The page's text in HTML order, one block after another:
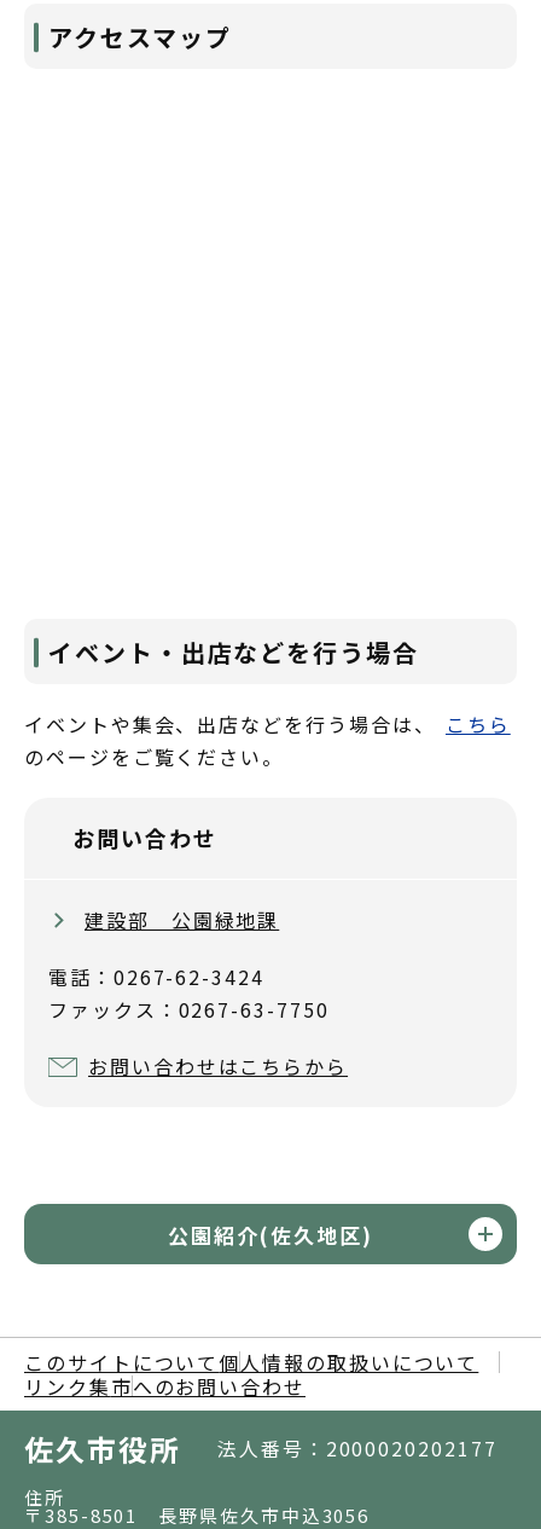
アクセスマップ
イベント・出店などを行う場合
イベントや集会、出店などを行う場合は、 こちら
のページをご覧ください。
お問い合わせ
建設部 公園緑地課
電話：0267-62-3424
ファックス：0267-63-7750
お問い合わせはこちらから
公園紹介(佐久地区)
このサイトについて 個人情報の取扱いについて
リンク集市へのお問い合わせ
佐久市役所 法人番号：2000020202177
住所
〒385-8501 長野県佐久市中込3056